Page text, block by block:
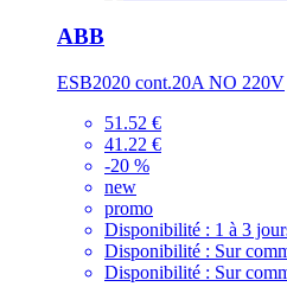
ABB
ESB2020 cont.20A NO 220V
51.52 €
41.22 €
-20 %
new
promo
Disponibilité : 1 à 3
Disponibilité : Sur
Disponibilité : Sur